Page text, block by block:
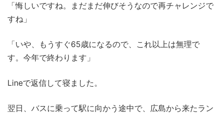
「悔しいですね。まだまだ伸びそうなので再チャレンジで
すね」
「いや、もうすぐ65歳になるので、これ以上は無理で
す。今年で終わります」
Lineで返信して寝ました。
翌日、バスに乗って駅に向かう途中で、広島から来たラン